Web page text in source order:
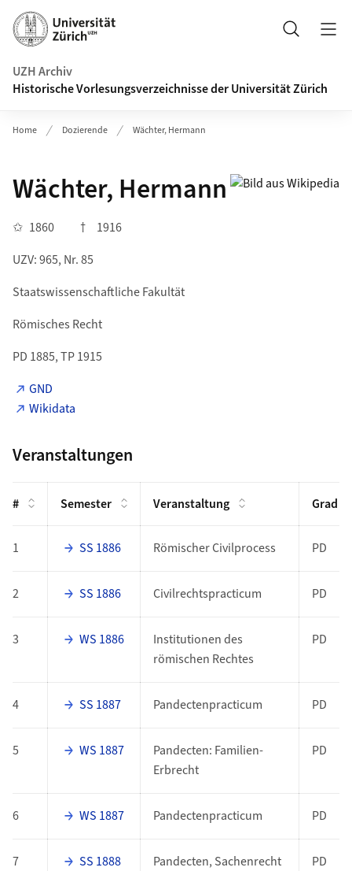
Navigation auf uzh.ch
Suche
UZH Archiv
Historische Vorlesungsverzeichnisse der Universität Zürich
Home Dozierende Wächter, Hermann
Wächter, Hermann
✩ 1860 †
1916
UZV: 965, Nr. 85
Staatswissenschaftliche Fakultät
Römisches Recht
PD 1885, TP 1915
GND
Wikidata
Veranstaltungen
# Semester Veranstaltung Grad
1 SS 1886 Römischer Civilprocess PD
2 SS 1886 Civilrechtspracticum PD
3 WS 1886
Institutionen des
römischen Rechtes
PD
4 SS 1887 Pandectenpracticum PD
5 WS 1887
Pandecten: Familien-
Erbrecht
PD
6 WS 1887 Pandectenpracticum PD
7 SS 1888 Pandecten, Sachenrecht PD